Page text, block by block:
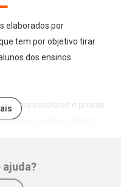
elaborados por
tem por objetivo tirar
dos ensinos
testes escolares e provas
características do
1º ano do Ensino Médio
ajuda?